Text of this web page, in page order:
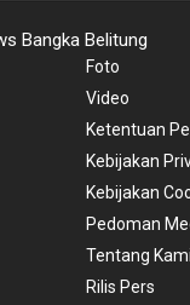
Bangka Belitung
Foto
Video
Ketentuan
Kebijakan
Kebijakan
Pedoman
Tentang Kami
Rilis Pers